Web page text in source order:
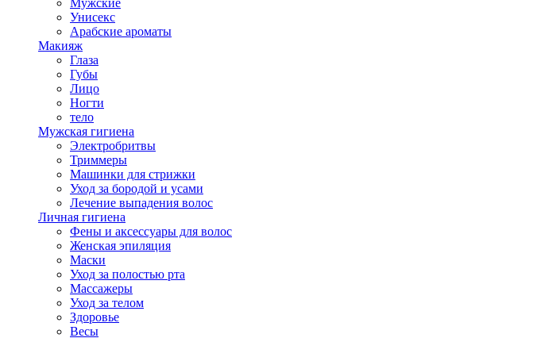
Унисекс
Арабские ароматы
Макияж
Глаза
Губы
Лицо
Ногти
тело
Мужская гигиена
Электробритвы
Триммеры
Машинки для стрижки
Уход за бородой и усами
Лечение выпадения волос
Личная гигиена
Фены и аксессуары для волос
Женская эпиляция
Маски
Уход за полостью рта
Массажеры
Уход за телом
Здоровье
Весы